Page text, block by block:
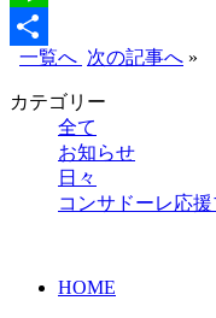
Line
共
有
一覧へ 次の記事へ »
カテゴリー
全て
お知らせ
日々
コンサドーレ応
HOME